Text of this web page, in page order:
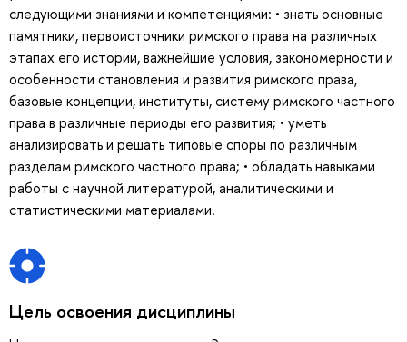
следующими знаниями и компетенциями: • знать основные
памятники, первоисточники римского права на различных
этапах его истории, важнейшие условия, закономерности и
особенности становления и развития римского права,
базовые концепции, институты, систему римского частного
права в различные периоды его развития; • уметь
анализировать и решать типовые споры по различным
разделам римского частного права; • обладать навыками
работы с научной литературой, аналитическими и
статистическими материалами.
Цель освоения дисциплины